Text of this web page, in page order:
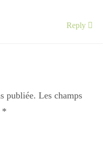
Reply
publiée. Les champs
*